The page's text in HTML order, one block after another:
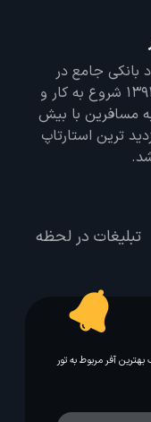
جامع در
تمامی زمینه های گردشگری در سال 1391 شروع به کار و
به مسافرین با بیش
ترین استارتاپ
تبلیغات در لحظه
آفر مربوط به تور